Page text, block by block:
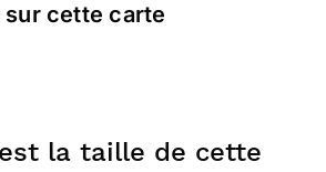
cette carte
la taille de cette